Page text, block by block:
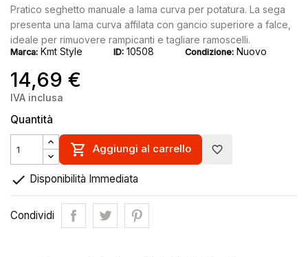
Pratico seghetto manuale a lama curva per potatura. La sega
presenta una lama curva affilata con gancio superiore a falce,
ideale per rimuovere rampicanti e tagliare ramoscelli.
Marca: Kmt Style ID: 10508 Condizione: Nuovo
14,69 €
IVA inclusa
Quantità
 Aggiungi al carrello favorite_border
 Disponibilità Immediata
Condividi